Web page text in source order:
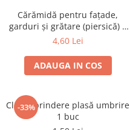
Cuptoare de pizza
Grătare din fontă
Grătare electrice
GRĂTARE PE GAZ
UȘI DIN FONTĂ
Cărămidă pentru fațade,
garduri și grătare (piersică) –
250 × 120 × 65 mm
4,60 Lei
ADAUGA IN COS
-33%
Clemă prindere plasă umbrire
1 buc